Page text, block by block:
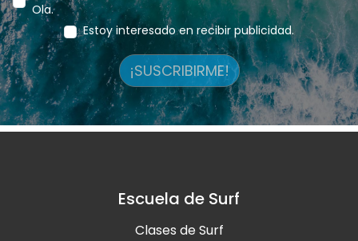
Ola.
Estoy interesado en recibir publicidad.
¡SUSCRIBIRME!
Escuela de Surf
Clases de Surf